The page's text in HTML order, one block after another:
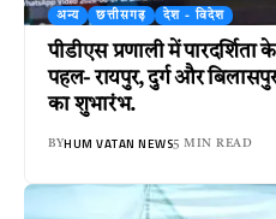
अन्य छत्तीसगढ़ देश - विदेश
पीडीएस प्रणाली में
पहल- रायपुर, दुर्ग और बिलासपुर
का शुभारंभ.
BYHUM VATAN NEWS5 MIN READ